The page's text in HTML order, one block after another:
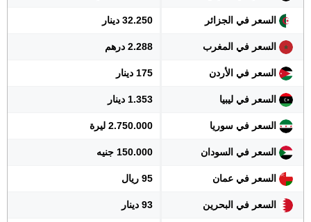
السعر في الجزائر 32.250 دينار
السعر في المغرب 2.288 درهم
السعر في الأردن 175 دينار
السعر في ليبيا 1.353 دينار
السعر في سوريا 2.750.000 ليرة
السعر في السودان 150.000 جنيه
السعر في عمان 95 ريال
السعر في البحرين 93 دينار